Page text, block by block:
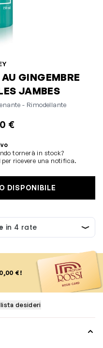
GINGEMBRE
JAMBES
- Rimodellante
€
tornerà in stock?
ricevere una notifica.
DISPONIBILE
€!
desideri